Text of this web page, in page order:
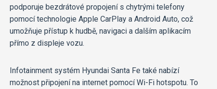
podporuje bezdrátové propojení s chytrými telefony
pomocí technologie Apple CarPlay a Android Auto, což
umožňuje přístup k hudbě, navigaci a dalším aplikacím
přímo z displeje vozu.
Infotainment systém Hyundai Santa Fe také nabízí
možnost připojení na internet pomocí Wi-Fi hotspotu. To